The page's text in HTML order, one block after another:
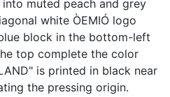
muted peach and grey
white ÒEMIÓ logo
block in the bottom-left
top complete the color
is printed in black near
the pressing origin.